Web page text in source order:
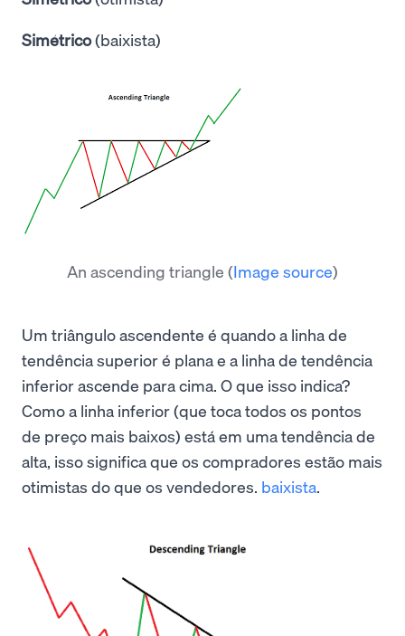
Simétrico(baixista)
An ascending triangle (Image source)
Um triângulo ascendente é quando a linha de
tendência superior é plana e a linha de tendência
inferior ascende para cima. O que isso indica?
Como a linha inferior (que toca todos os pontos
de preço mais baixos) está em uma tendência de
alta, isso significa que os compradores estão mais
otimistas do que os vendedores. baixista.